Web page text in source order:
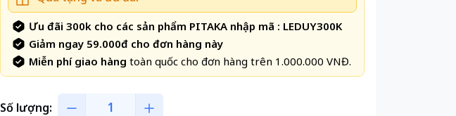
Ưu đãi 300k cho các sản phẩm PITAKA nhập mã : LEDUY300K
Giảm ngay 59.000đ cho đơn hàng này
Miễn phí giao hàng toàn quốc cho đơn hàng trên 1.000.000 VNĐ.
Số lượng: